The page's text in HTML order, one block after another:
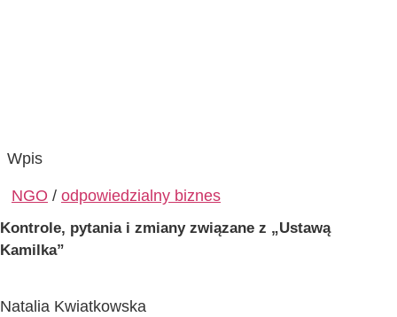
Wpis
NGO / odpowiedzialny biznes
Kontrole, pytania i zmiany związane z „Ustawą
Kamilka”
Natalia Kwiatkowska